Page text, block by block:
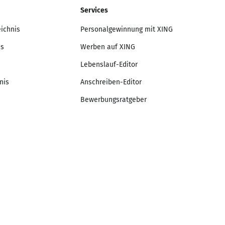
Services
Personalgewinnung mit XING
Werben auf XING
Lebenslauf-Editor
Anschreiben-Editor
Bewerbungsratgeber